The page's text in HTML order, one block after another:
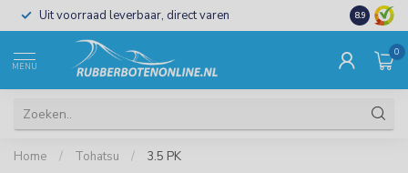
Uit voorraad leverbaar, direct varen Al 15 jaar
8.9
MENU
0
Home / Tohatsu / 3.5 PK